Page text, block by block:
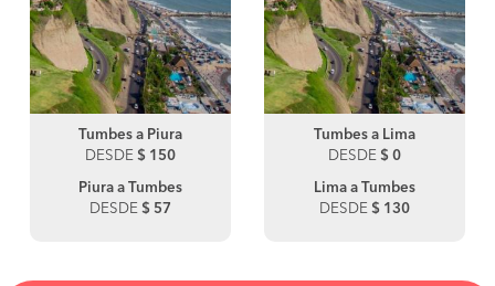
Tumbes a Piura
DESDE $ 150
Piura a Tumbes
DESDE $ 57
Tumbes a Lima
DESDE $ 0
Lima a Tumbes
DESDE $ 130